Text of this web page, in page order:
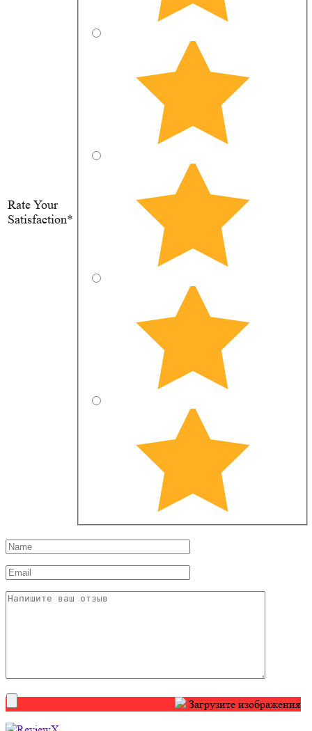
Rate Your
Satisfaction*
Загрузите изображения